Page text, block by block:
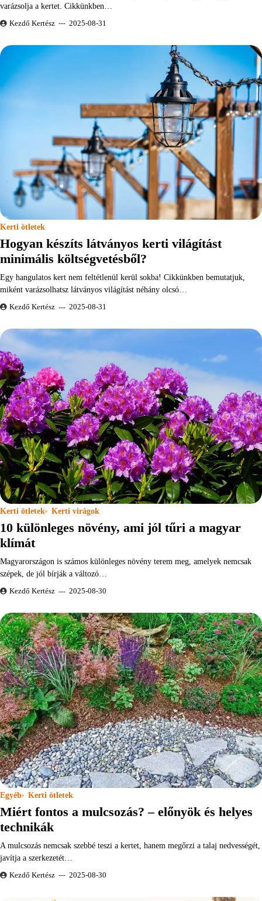
varázsolja a kertet. Cikkünkben…
Kezdő Kertész 2025-08-31
Kerti ötletek
Hogyan készíts látványos kerti világítást
minimális költségvetésből?
Egy hangulatos kert nem feltétlenül kerül sokba! Cikkünkben bemutatjuk,
miként varázsolhatsz látványos világítást néhány olcsó…
Kezdő Kertész 2025-08-31
Kerti ötletek Kerti virágok
10 különleges növény, ami jól tűri a magyar
klímát
Magyarországon is számos különleges növény terem meg, amelyek nemcsak
szépek, de jól bírják a változó…
Kezdő Kertész 2025-08-30
Egyéb Kerti ötletek
Miért fontos a mulcsozás? – előnyök és helyes
technikák
A mulcsozás nemcsak szebbé teszi a kertet, hanem megőrzi a talaj nedvességét,
javítja a szerkezetét…
Kezdő Kertész 2025-08-30